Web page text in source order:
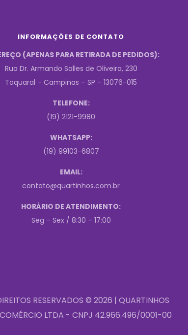
INFORMAÇÕES DE CONTATO
(APENAS PARA RETIRADA DE PEDIDOS):
Rua Dr. Armando Salles de Oliveira, 230
Taquaral – Campinas – SP – 13076-015
TELEFONE:
(19) 2121-9980
WHATSAPP:
(19) 99103-6807
EMAIL:
contato@quartinhos.com.br
HORÁRIO DE ATENDIMENTO:
Seg – Sex / 8:30 – 17:00
RESERVADOS © 2026 | QUARTINHOS
COMÉRCIO LTDA - CNPJ 42.966.496/0001-00